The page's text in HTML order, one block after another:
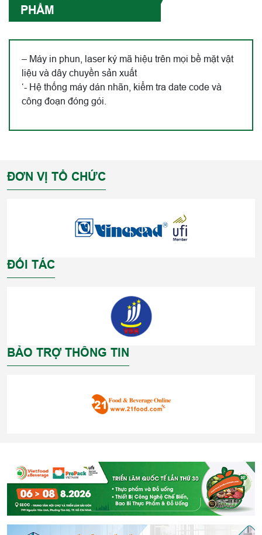
PHẨM
– Máy in phun, laser ký mã hiệu trên mọi bề mặt vật
liệu và dây chuyền sản xuất
‘- Hệ thống máy dán nhãn, kiểm tra date code và
công đoạn đóng gói.
ĐƠN VỊ TỔ CHỨC
ĐỐI TÁC
BẢO TRỢ THÔNG TIN